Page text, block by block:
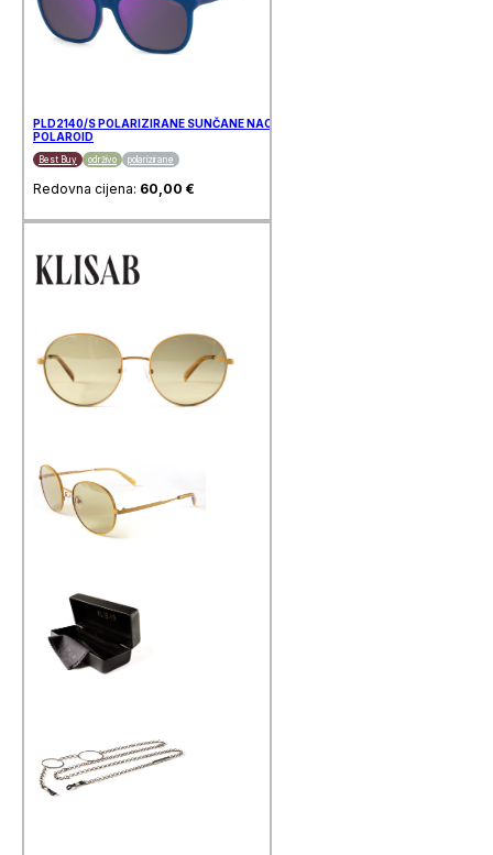
PLD2140/S POLARIZIRANE SUNČANE NAOČALE
POLAROID
Best Buy održivo polarizirane
Redovna cijena: 60,00 €